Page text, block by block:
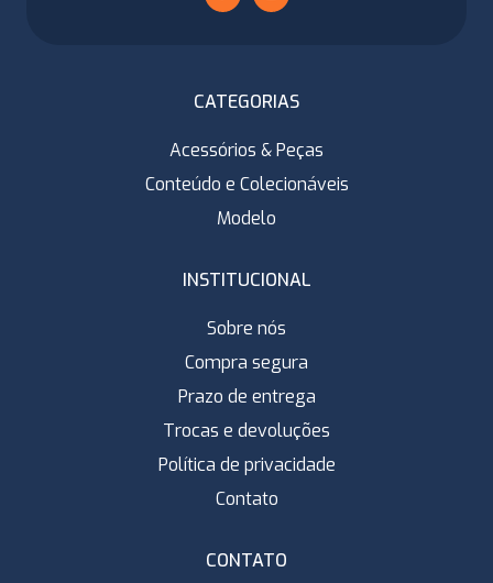
CATEGORIAS
Acessórios & Peças
Conteúdo e Colecionáveis
Modelo
INSTITUCIONAL
Sobre nós
Compra segura
Prazo de entrega
Trocas e devoluções
Política de privacidade
Contato
CONTATO